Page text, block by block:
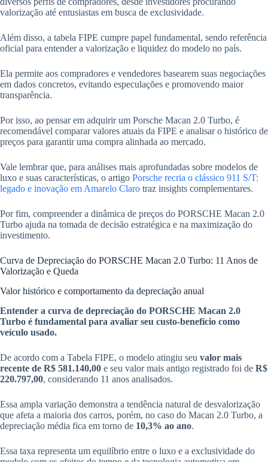
valorização até entusiastas em busca de exclusividade.
Além disso, a tabela FIPE cumpre papel fundamental, sendo referência
oficial para entender a valorização e liquidez do modelo no país.
Ela permite aos compradores e vendedores basearem suas negociações
em dados concretos, evitando especulações e promovendo maior
transparência.
Por isso, ao pensar em adquirir um Porsche Macan 2.0 Turbo, é
recomendável comparar valores atuais da FIPE e analisar o histórico de
preços para garantir uma compra alinhada ao mercado.
Vale lembrar que, para análises mais aprofundadas sobre modelos de
luxo e suas características, o artigo Porsche recria o clássico 911 S/T:
legado e inovação em Amarelo Claro traz insights complementares.
Por fim, compreender a dinâmica de preços do PORSCHE Macan 2.0
Turbo ajuda na tomada de decisão estratégica e na maximização do
investimento.
Curva de Depreciação do PORSCHE Macan 2.0 Turbo: 11 Anos de
Valorização e Queda
Valor histórico e comportamento da depreciação anual
Entender a curva de depreciação do PORSCHE Macan 2.0
Turbo é fundamental para avaliar seu custo-benefício como
veículo usado.
De acordo com a Tabela FIPE, o modelo atingiu seu valor mais
recente de R$ 581.140,00 e seu valor mais antigo registrado foi de R$
220.797,00, considerando 11 anos analisados.
Essa ampla variação demonstra a tendência natural de desvalorização
que afeta a maioria dos carros, porém, no caso do Macan 2.0 Turbo, a
depreciação média fica em torno de 10,3% ao ano.
Essa taxa representa um equilíbrio entre o luxo e a exclusividade do